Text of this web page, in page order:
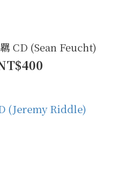
CD (Sean Feucht)